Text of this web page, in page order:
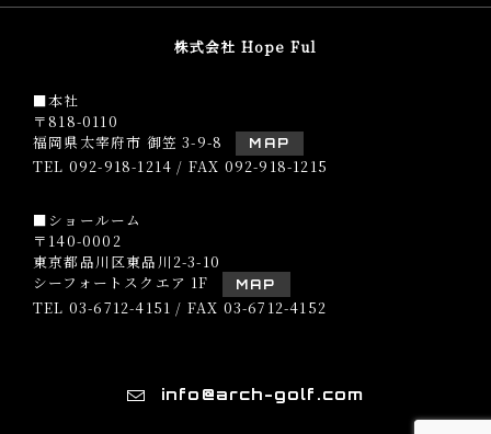
株式会社 Hope Ful
■本社
〒818-0110
福岡県太宰府市 御笠 3-9-8
MAP
TEL 092-918-1214 / FAX 092-918-1215
■ショールーム
〒140-0002
東京都品川区東品川2-3-10
シーフォートスクエア 1F
MAP
TEL 03-6712-4151 / FAX 03-6712-4152
info@arch-golf.com